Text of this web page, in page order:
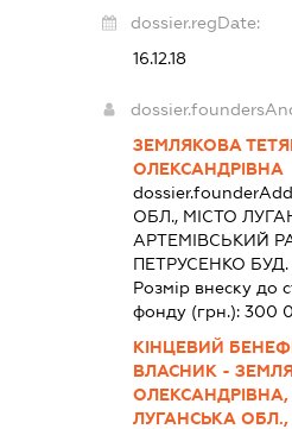
dossier.regDate:
16.12.18
ЗЕМЛЯКОВА
ОЛЕКСАНДРІВНА
ОБЛ., МІСТО
АРТЕМІВСЬКИЙ
ПЕТРУСЕНКО БУД.
Розмір внеску до
фонду (грн.): 300
КІНЦЕВИЙ
ВЛАСНИК -
ОЛЕКСАНДРІВНА,
ЛУГАНСЬКА ОБЛ.,